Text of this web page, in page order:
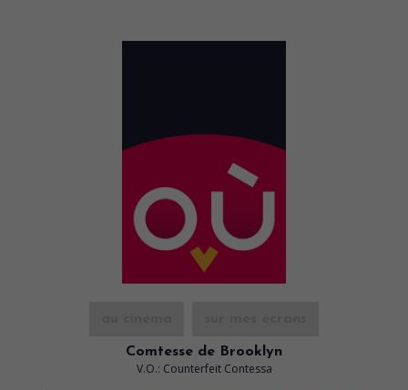
Comtesse de Brooklyn
V.O.: Counterfeit Contessa